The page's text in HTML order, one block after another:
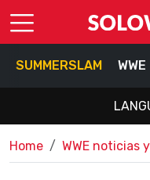
SUMMERSLAM WWE
Home WWE noticias